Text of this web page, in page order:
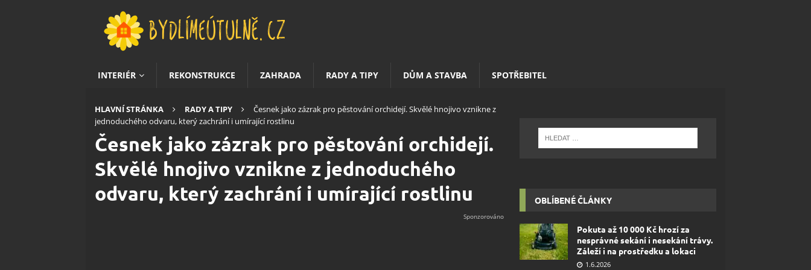
INTERIÉR REKONSTRUKCE ZAHRADA RADY A TIPY DŮM A STAVBA SPOTŘEBITEL
HLAVNÍ STRÁNKA RADY A TIPY
Česnek jako zázrak pro pěstování orchidejí. Skvělé hnojivo vznikne z
jednoduchého odvaru, který zachrání i umírající rostlinu
Česnek jako zázrak pro pěstování orchidejí.
Skvělé hnojivo vznikne z jednoduchého
odvaru, který zachrání i umírající rostlinu
OBLÍBENÉ ČLÁNKY
Pokuta až 10 000 Kč hrozí za
nesprávné sekání i nesekání trávy.
Záleží i na prostředku a lokaci
1.6.2026